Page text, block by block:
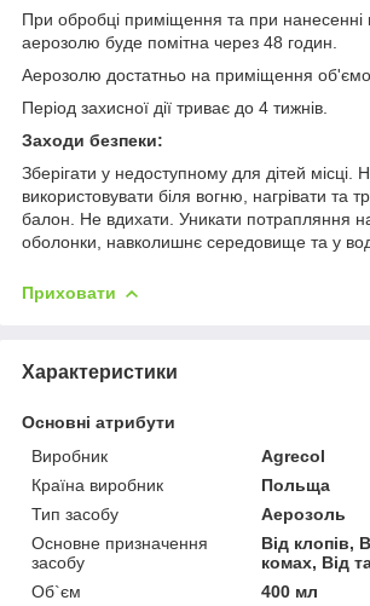
При обробці приміщення та при нанесенні
аерозолю буде помітна через 48 годин.
Аерозолю достатньо на приміщення
Період захисної дії триває до 4 тижнів.
Заходи безпеки:
Зберігати у недоступному для дітей місці.
використовувати біля вогню, нагрівати та
балон.
Не вдихати. Уникати потрапляння
оболонки, навколишнє середовище та у
Приховати
Характеристики
Основні атрибути
Виробник
Agrecol
Країна виробник
Польща
Тип засобу
Аерозоль
Основне призначення
засобу
Від клопів,
комах, Від
Об`єм
400 мл